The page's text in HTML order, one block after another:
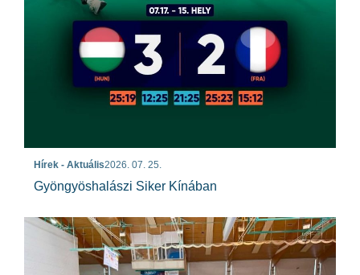
Hírek - Aktuális2026. 07. 25.
Gyöngyöshalászi Siker Kínában